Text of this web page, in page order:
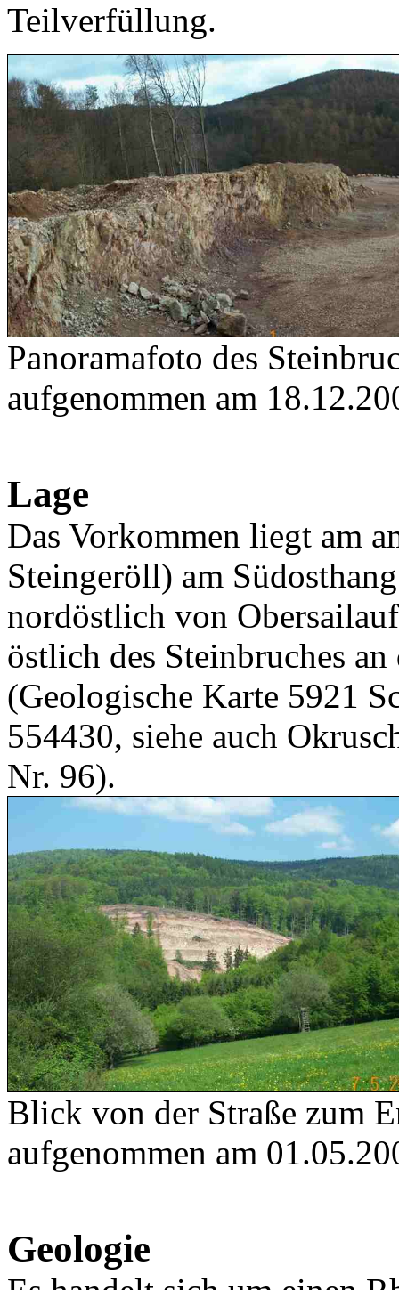
Teilverfüllung.
Panoramafoto des
aufgenommen am
Lage
Das Vorkommen liegt am
Steingeröll) am
nordöstlich von
östlich des Steinbruches
(Geologische Karte 5921
554430, siehe auch
Nr. 96).
Blick von der Straße zum
aufgenommen am
Geologie